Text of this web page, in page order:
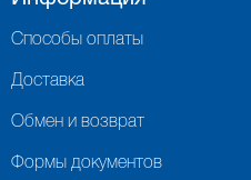
Способы оплаты
Доставка
Обмен и возврат
Формы документов